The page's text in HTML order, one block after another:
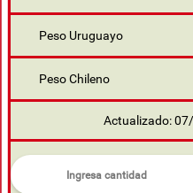
Peso Uruguayo
Peso Chileno
Actualizado: